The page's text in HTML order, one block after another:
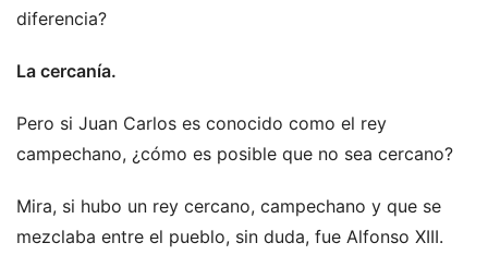
diferencia?
La cercanía.
Pero si Juan Carlos es conocido como el rey
campechano, ¿cómo es posible que no sea cercano?
Mira, si hubo un rey cercano, campechano y que se
mezclaba entre el pueblo, sin duda, fue Alfonso XIII.